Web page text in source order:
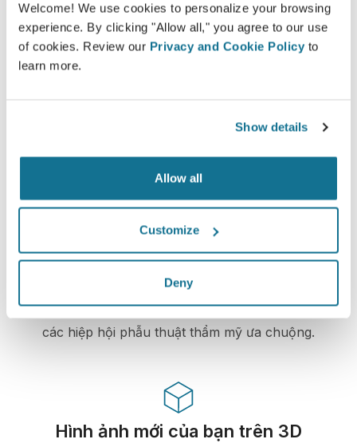
Welcome! We use cookies to personalize your browsing
experience. By clicking "Allow all," you agree to our use
of cookies. Review our Privacy and Cookie Policy to
learn more.
Show details
Allow all
Customize
Deny
Dễ dàng và an toàn
đầy đủ: thông tin của bạn vẫn an toàn và riêng
Công nghệ cao
phẫu thuật thẩm mỹ và các thủ tục thẩm mỹ đã
được bác sĩ sử dụng ở trên 100 quốc gia và được
các hiệp hội phẫu thuật thẩm mỹ ưa chuộng.
Hình ảnh mới của bạn trên 3D